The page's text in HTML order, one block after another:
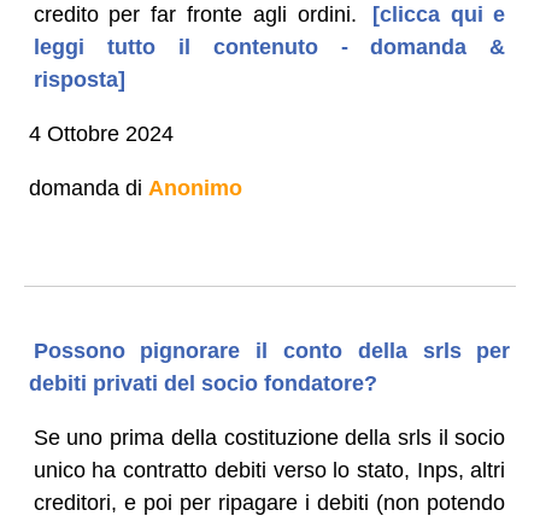
credito per far fronte agli ordini.
[clicca qui e
leggi tutto il contenuto - domanda &
risposta]
4 Ottobre 2024
domanda di Anonimo
Possono pignorare il conto della srls per
debiti privati del socio fondatore?
Se uno prima della costituzione della srls il socio
unico ha contratto debiti verso lo stato, Inps, altri
creditori, e poi per ripagare i debiti (non potendo